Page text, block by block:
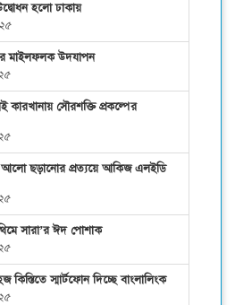
হলো ঢাকায়
মাইলফলক উদযাপন
কারখানায় সৌরশক্তি প্রকল্পের
আলো ছড়ানোর প্রত্যয়ে আকিজ এলইডি
সারা’র ঈদ পোশাক
স্মার্টফোন দিচ্ছে বাংলালিংক